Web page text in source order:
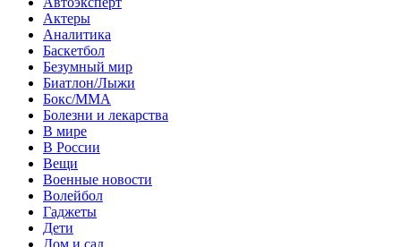
Актеры
Аналитика
Баскетбол
Безумный мир
Биатлон/Лыжи
Бокс/MMA
Болезни и лекарства
В мире
В России
Вещи
Военные новости
Волейбол
Гаджеты
Дети
Дом и сад